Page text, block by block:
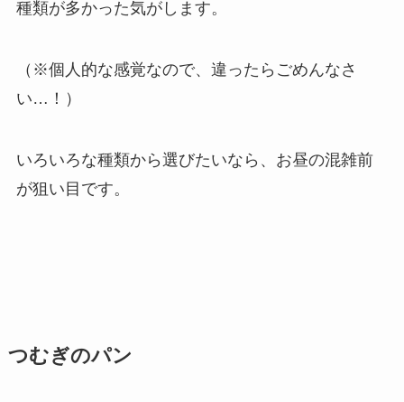
種類が多かった気がします。
（※個人的な感覚なので、違ったらごめんなさ
い…！）
いろいろな種類から選びたいなら、お昼の混雑前
が狙い目です。
つむぎのパン